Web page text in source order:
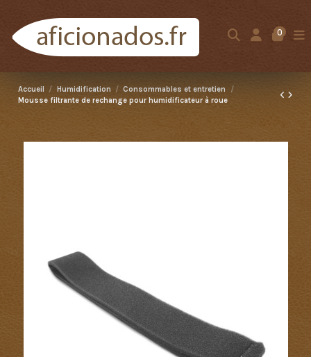
0
Accueil Humidification
Consommables et entretien
Mousse filtrante de rechange pour humidificateur à roue